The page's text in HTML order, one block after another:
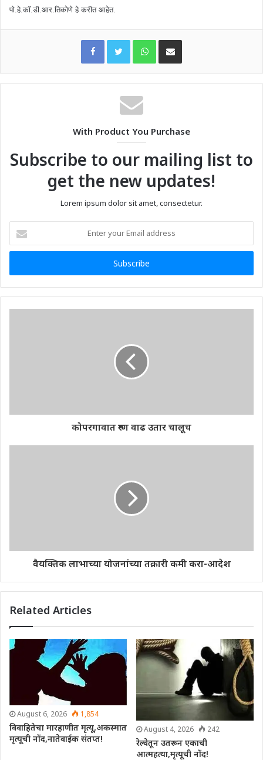
पो.हे.कॉ.डी.आर.तिकोणे हे करीत आहेत.
WhatsAppShare via Email
With Product You Purchase
Subscribe to our mailing list to
get the new updates!
Lorem ipsum dolor sit amet, consectetur.
your
Email
कोपरगावात रुग्ण वाढ उतार चालूच
वैयक्तिक लाभाच्या योजनांच्या तक्रारी कमी करा-आदेश
Related Articles
August 6, 2026 1,854
विवाहितेचा मारहाणीत मृत्यू,अकस्मात
मृत्यूची नोंद,नातेवाईक संतप्त!
August 4, 2026 242
रेल्वेतून उतरून एकाची
आत्महत्या,मृत्यूची नोंद!